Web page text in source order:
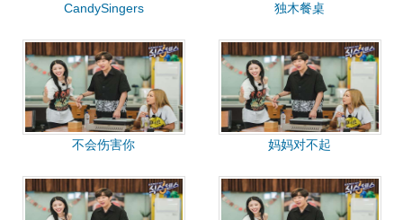
CandySingers 独木餐桌
不会伤害你 妈妈对不起